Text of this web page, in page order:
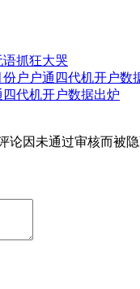
语抓狂大哭
份户户通四代机开户数
代机开户数据出炉
论因未通过审核而被